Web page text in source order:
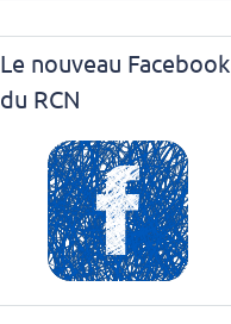
Le nouveau Facebook
du RCN